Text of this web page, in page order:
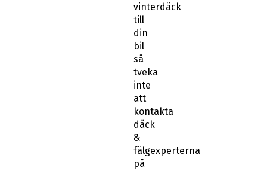
vinterdäck
till
din
bil
så
tveka
inte
att
kontakta
däck
&
fälgexperterna
på